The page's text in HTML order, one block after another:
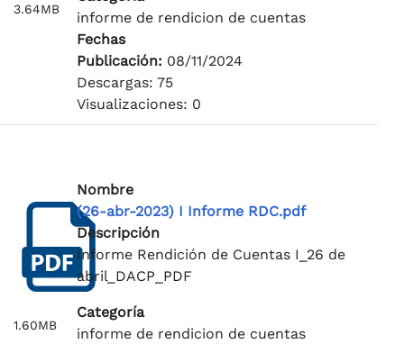
3.64MB
informe de rendicion de cuentas
Fechas
Publicación: 08/11/2024
Descargas: 75
Visualizaciones: 0
1.60MB
Nombre
(26-abr-2023) I Informe RDC.pdf
Descripción
Informe Rendición de Cuentas I_26 de
abril_DACP_PDF
Categoría
informe de rendicion de cuentas